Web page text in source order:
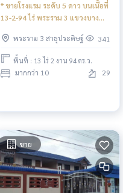
* ขายโรงแรม ระดับ 5 ดาว บนเนื้อที่
13-2-94 ไร่ พระราม 3 แขวงบาง
กรุงเทพมหานคร
พระราม 3 สาธุประดิษฐ์ 341
พื้นที่ : 13 ไร่ 2 งาน 94 ตร.ว.
มากกว่า 10 29
ขาย